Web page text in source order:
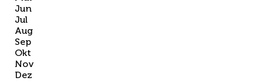
Jun
Jul
Aug
Sep
Okt
Nov
Dez